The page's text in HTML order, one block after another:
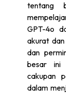
tentang
GPT-4o
akurat
dan
besar ini
cakupan
dalam